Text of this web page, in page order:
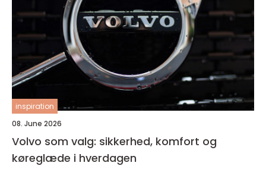
inspiration
08. June 2026
Volvo som valg: sikkerhed, komfort og
køreglæde i hverdagen